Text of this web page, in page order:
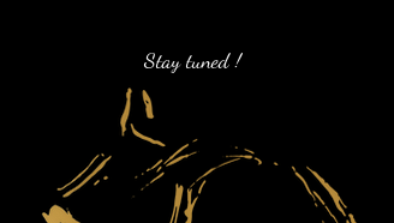
Stay tuned !